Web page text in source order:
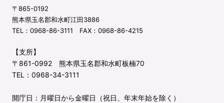
〒865-0192
熊本県玉名郡和水町江田3886
TEL：0968-86-3111 FAX：0968-86-4215
【支所】
〒861-0992 熊本県玉名郡和水町板楠70
TEL：0968-34-3111
開庁日：月曜日から金曜日（祝日、年末年始を除く）